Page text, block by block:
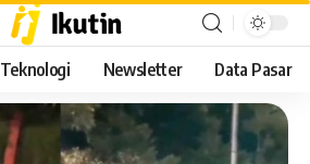
Teknologi Newsletter Data Pasar